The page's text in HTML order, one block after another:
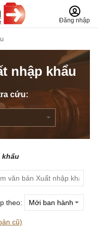
Đăng nhập
nhập khẩu
cứu:
khẩu
theo:
cũ)